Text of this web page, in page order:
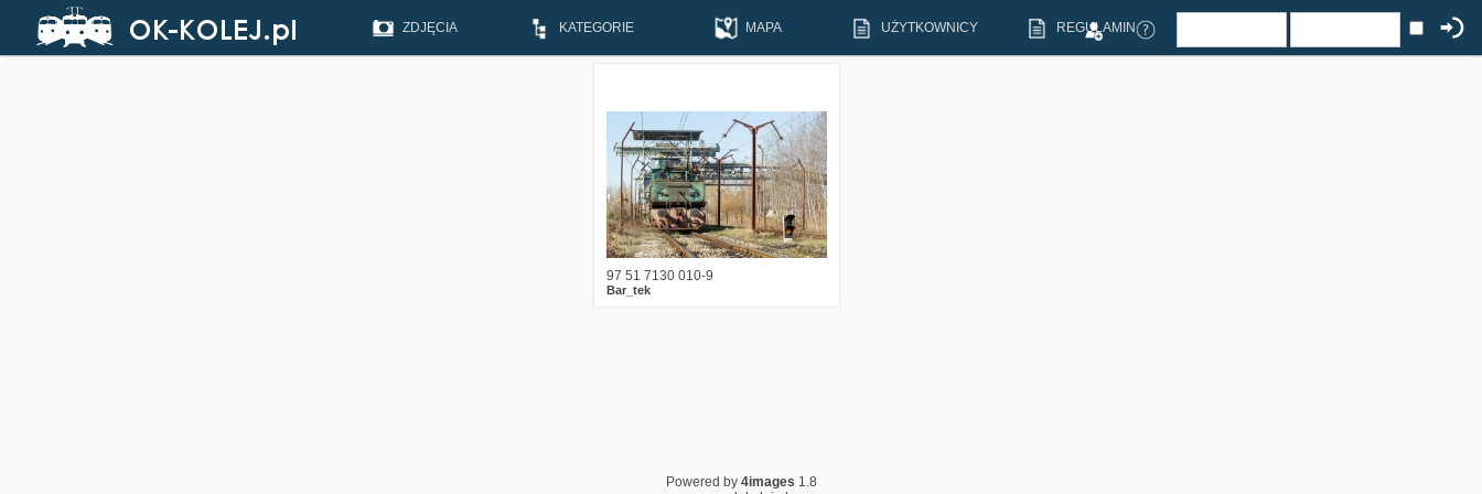
ZDJĘCIA KATEGORIE MAPA UŻYTKOWNICY REGULAMIN
97 51 7130 010-9
Bar_tek
Powered by 4images 1.8